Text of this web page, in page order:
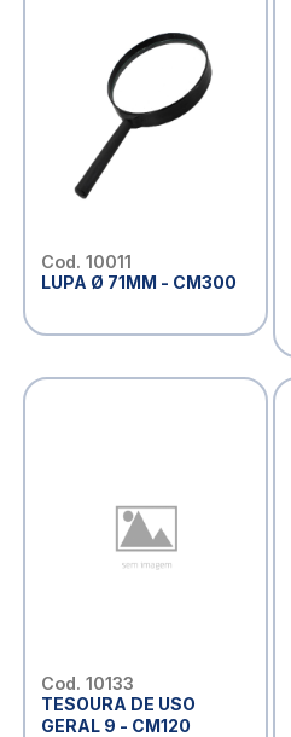
Cod. 10011
LUPA Ø 71MM - CM300
Cod. 10133
TESOURA DE USO
GERAL 9 - CM120